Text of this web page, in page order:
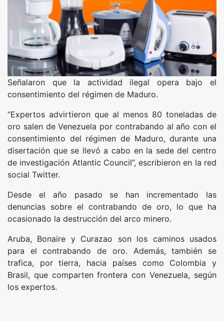
Señalaron que la actividad ilegal opera bajo el
consentimiento del régimen de Maduro.
“Expertos advirtieron que al menos 80 toneladas de
oro salen de Venezuela por contrabando al año con el
consentimiento del régimen de Maduro, durante una
disertación que se llevó a cabo en la sede del centro
de investigación Atlantic Council”, escribieron en la red
social Twitter.
Desde el año pasado se han incrementado las
denuncias sobre el contrabando de oro, lo que ha
ocasionado la destrucción del arco minero.
Aruba, Bonaire y Curazao son los caminos usados
para el contrabando de oro. Además, también se
trafica, por tierra, hacia países como Colombia y
Brasil, que comparten frontera con Venezuela, según
los expertos.